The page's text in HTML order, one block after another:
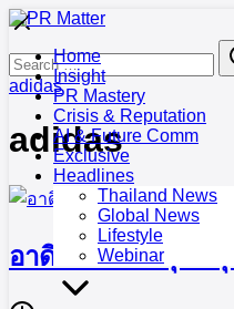
Skip
contentHome
Insight
PR Mastery
Crisis & Reputation
AI & Future Comm
Exclusive
Headlines
Thailand News
Global News
Lifestyle
Webinar
Search
for:
adidas
adidas
อาดิดาส ย้อนยุคป